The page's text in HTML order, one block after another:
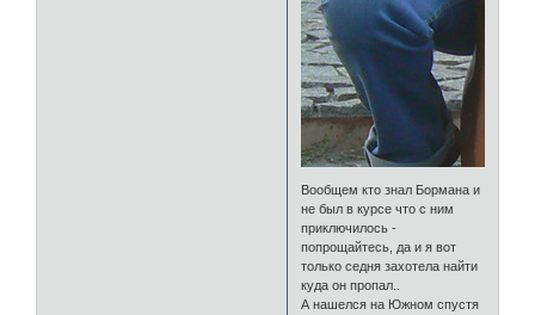
Вообщем кто знал Бормана и
не был в курсе что с ним
приключилось -
попрощайтесь, да и я вот
только седня захотела найти
куда он пропал..
А нашелся на Южном спустя